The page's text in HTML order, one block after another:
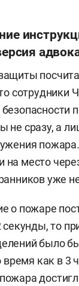
сотрудники
не сразу, а
место
уже
о пожаре
то
было
время как в 3